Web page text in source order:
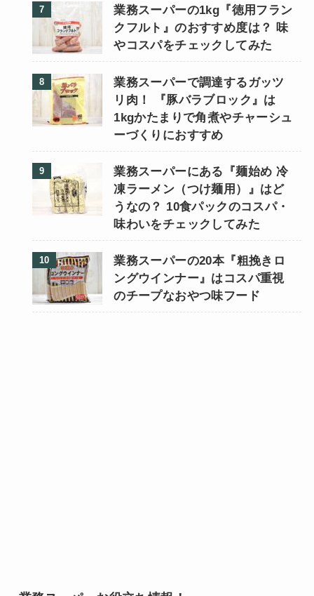
業務スーパーの1kg『徳用フラン
クフルト』のおすすめ度は？ 味
やコスパをチェックしてみた
業務スーパーで調達するガッツ
リ肉！ 『豚バラブロック』は
1kgかたまりで角煮やチャーシュ
ーづくりにおすすめ
業務スーパーにある『麺始め 冷
凍ラーメン（つけ麺用）』はど
うなの？ 10食パックのコスパ・
味わいをチェックしてみた
業務スーパーの20本『粗挽きロ
ングウインナー』はコスパ重視
のチープなおやつ味フード